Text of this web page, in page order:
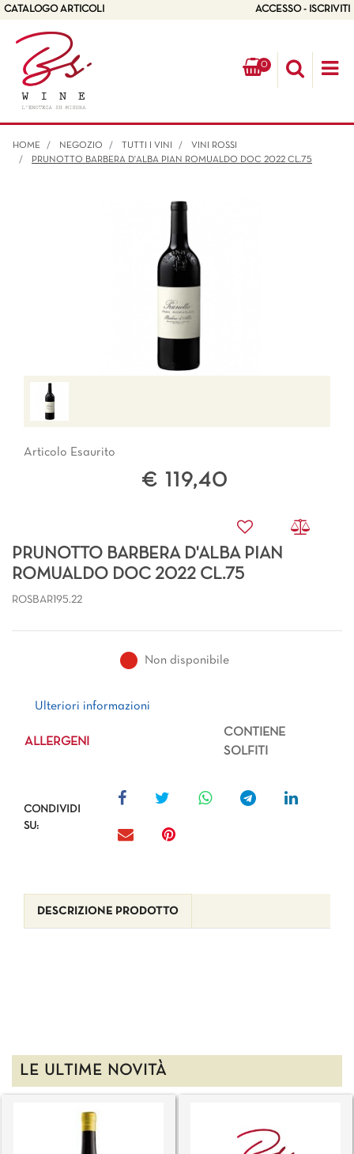
CATALOGO ARTICOLI ACCESSO - ISCRIVITI
0
HOME NEGOZIO TUTTI I VINI
VINI ROSSI
PRUNOTTO BARBERA D'ALBA PIAN ROMUALDO DOC 2022 CL.75
Articolo Esaurito
€ 119,40
PRUNOTTO BARBERA D'ALBA PIAN
ROMUALDO DOC 2022 CL.75
ROSBAR195.22
Non disponibile
Ulteriori informazioni
Ulteriori informazioni
ALLERGENI
CONTIENE
SOLFITI
CONDIVIDI
SU:
DESCRIZIONE PRODOTTO
LE ULTIME NOVITÀ